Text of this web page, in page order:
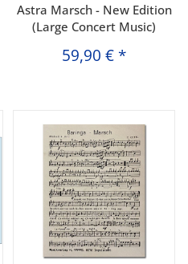
Astra Marsch - New Edition
(Large Concert Music)
59,90 € *